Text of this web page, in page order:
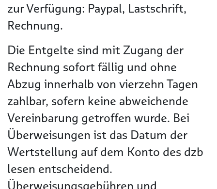
zur Verfügung: Paypal, Lastschrift,
Rechnung.
Die Entgelte sind mit Zugang der
Rechnung sofort fällig und ohne
Abzug innerhalb von vierzehn Tagen
zahlbar, sofern keine abweichende
Vereinbarung getroffen wurde. Bei
Überweisungen ist das Datum der
Wertstellung auf dem Konto des dzb
lesen entscheidend.